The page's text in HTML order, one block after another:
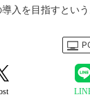
入を目指すという